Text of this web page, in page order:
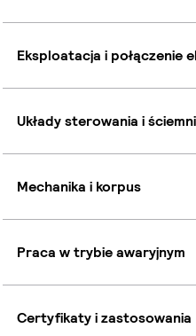
Eksploatacja i połączenie
Układy sterowania i
Mechanika i korpus
Praca w trybie awaryjnym
Certyfikaty i zastosowania